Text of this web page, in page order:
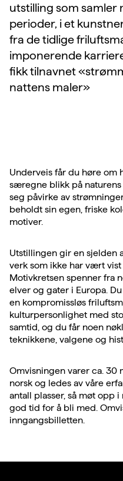
utstilling som samler
perioder, i et
fra de tidlige
imponerende
fikk tilnavnet
nattens maler»
Underveis får du høre om
særegne blikk på
seg påvirke av
beholdt sin egen, friske
motiver.
Utstillingen gir en sjelden
verk som ikke har vært
Motivkretsen spenner fra
elver og gater i Europa.
en kompromissløs
kulturpersonlighet med
samtid, og du får noen
teknikkene, valgene og
Omvisningen varer ca. 30
norsk og ledes av våre
antall plasser, så møt opp
god tid for å bli med.
inngangsbilletten.